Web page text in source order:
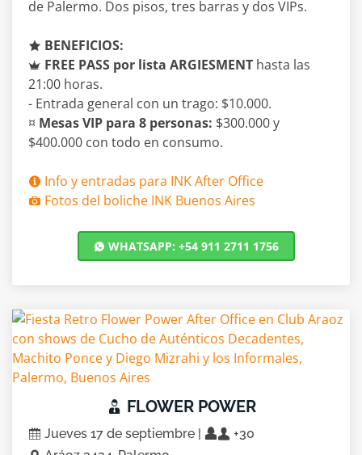
de Palermo. Dos pisos, tres barras y dos VIPs.
BENEFICIOS:
FREE PASS por lista ARGIESMENT hasta las
21:00 horas.
- Entrada general con un trago: $10.000.
¤ Mesas VIP para 8 personas: $300.000 y
$400.000 con todo en consumo.
Info y entradas para INK After Office
Fotos del boliche INK Buenos Aires
WHATSAPP: +54 911 2711 1756
FLOWER POWER
Jueves 17 de septiembre |
+30